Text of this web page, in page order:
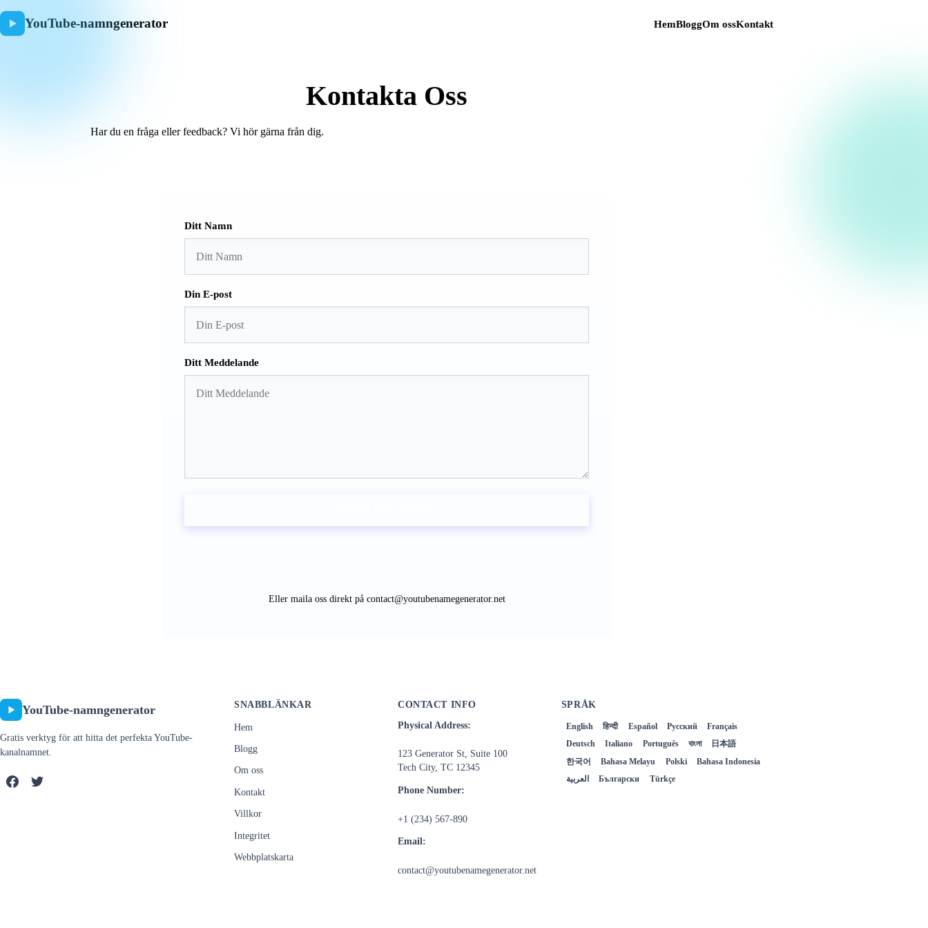
YouTube-namngenerator HemBloggOm ossKontakt
Kontakta Oss
Har du en fråga eller feedback? Vi hör gärna från dig.
Ditt Namn
Din E-post
Ditt Meddelande
Eller maila oss direkt på contact@youtubenamegenerator.net
YouTube-namngenerator
Gratis verktyg för att hitta det perfekta YouTube-
kanalnamnet.
SNABBLÄNKAR
Hem
Blogg
Om oss
Kontakt
Villkor
Integritet
Webbplatskarta
CONTACT INFO
Physical Address:
123 Generator St, Suite 100
Tech City, TC 12345
Phone Number:
+1 (234) 567-890
Email:
contact@youtubenamegenerator.net
SPRÅK
English हिन्दी Español Русский
Français
Deutsch
Italiano Português বাংলা
日本語
한국어
Bahasa Melayu Polski
Bahasa Indonesia
العربية
Български Türkçe